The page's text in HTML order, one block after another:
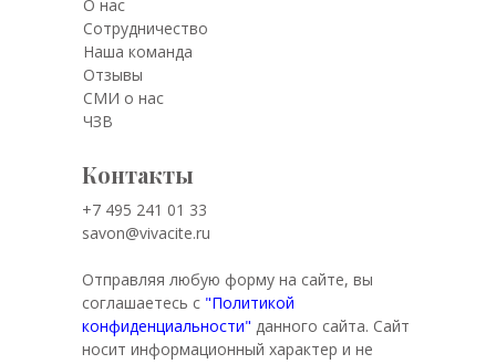
О нас
Сотрудничество
Наша команда
Отзывы
СМИ о нас
ЧЗВ
Контакты
+7 495 241 01 33
savon@vivacite.ru
Отправляя любую форму на сайте, вы
соглашаетесь с "Политикой
конфиденциальности" данного сайта. Сайт
носит информационный характер и не